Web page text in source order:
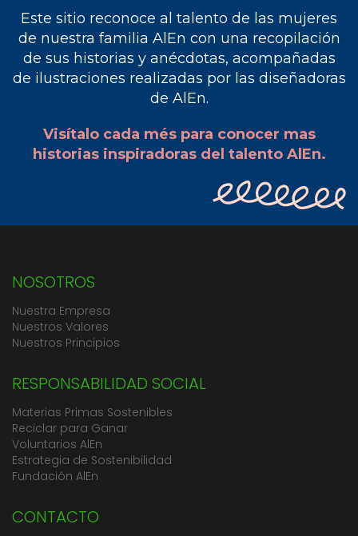
Este sitio reconoce al talento de las mujeres
de nuestra familia AlEn con una recopilación
de sus historias y anécdotas, acompañadas
de ilustraciones realizadas por las diseñadoras
de AlEn.
Visítalo cada més para conocer mas
historias inspiradoras del talento AlEn.
NOSOTROS
Nuestra Empresa
Nuestros Valores
Nuestros Principios
RESPONSABILIDAD SOCIAL
Materias Primas Sostenibles
Reciclar para Ganar
Voluntarios AlEn
Estrategia de Sostenibilidad
Fundación AlEn
CONTACTO